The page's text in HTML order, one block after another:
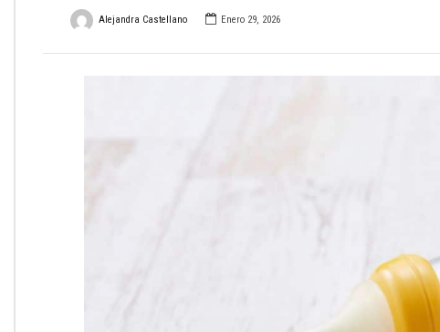
Alejandra Castellano Enero 29, 2026